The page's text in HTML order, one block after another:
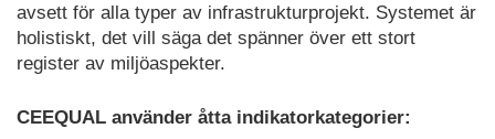
avsett för alla typer av infrastrukturprojekt. Systemet är
holistiskt, det vill säga det spänner över ett stort
register av miljöaspekter.
CEEQUAL använder åtta indikatorkategorier: